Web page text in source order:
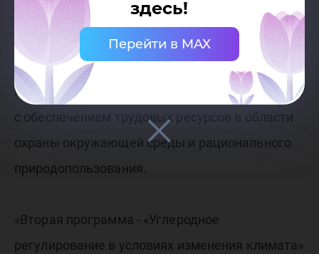
здесь!
Перейти в MAX
национальной. Программа «Управление
природопользованием в нефтегазовом
регионе» больше ориентирована на
производственный потенциал региона, связана
с обеспечением трудовых ресурсов в области
охраны окружающей среды и рационального
природопользования.
«Вторая программа - «Углеродное
регулирование в условиях изменения климата»